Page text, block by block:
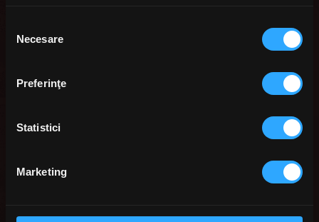
consimțământului
Necesare
Preferinţe
Statistici
Marketing